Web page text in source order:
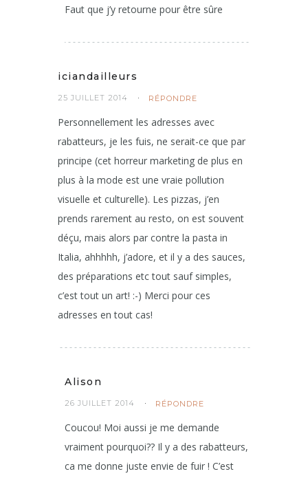
Faut que j’y retourne pour être sûre
iciandailleurs
25 JUILLET 2014 RÉPONDRE
Personnellement les adresses avec
rabatteurs, je les fuis, ne serait-ce que par
principe (cet horreur marketing de plus en
plus à la mode est une vraie pollution
visuelle et culturelle). Les pizzas, j’en
prends rarement au resto, on est souvent
déçu, mais alors par contre la pasta in
Italia, ahhhhh, j’adore, et il y a des sauces,
des préparations etc tout sauf simples,
c’est tout un art! :-) Merci pour ces
adresses en tout cas!
Alison
26 JUILLET 2014 RÉPONDRE
Coucou! Moi aussi je me demande
vraiment pourquoi?? Il y a des rabatteurs,
ca me donne juste envie de fuir ! C’est